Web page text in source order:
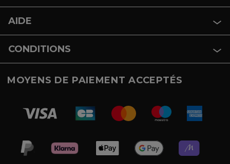
AIDE
CONDITIONS
MOYENS DE PAIEMENT ACCEPTÉS